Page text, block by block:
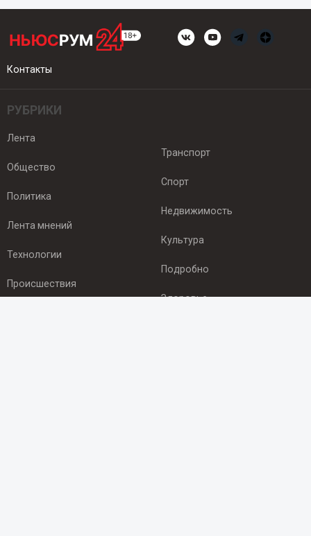
Контакты
РУБРИКИ
Лента
Общество
Политика
Лента мнений
Технологии
Происшествия
Транспорт
Спорт
Недвижимость
Культура
Подробно
Здоровье